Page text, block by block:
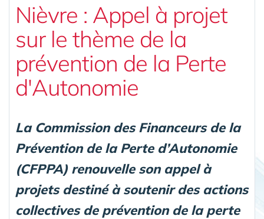
Nièvre : Appel à projet
sur le thème de la
prévention de la Perte
d'Autonomie
La Commission des Financeurs de la
Prévention de la Perte d’Autonomie
(CFPPA) renouvelle son appel à
projets destiné à soutenir des actions
collectives de prévention de la perte